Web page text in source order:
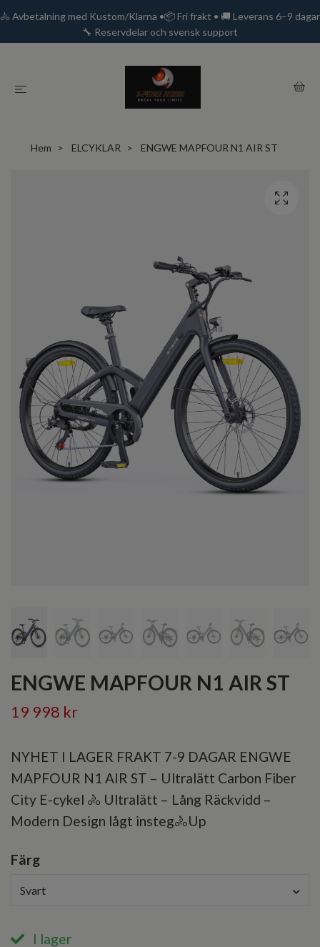
🚴 Avbetalning med Kustom/Klarna •📦 Fri frakt • 🚚 Leverans 6–9 dagar
🔧 Reservdelar och svensk support
Hem ELCYKLAR ENGWE MAPFOUR N1 AIR ST
ENGWE MAPFOUR N1 AIR ST
19 998 kr
NYHET I LAGER FRAKT 7-9 DAGAR ENGWE
MAPFOUR N1 AIR ST – Ultralätt Carbon Fiber
City E-cykel 🚴 Ultralätt – Lång Räckvidd –
Modern Design lågt insteg🚴Up
Färg
Svart
I lager